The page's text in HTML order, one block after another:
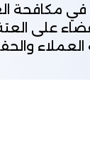
مكافحة
بها من وزارة